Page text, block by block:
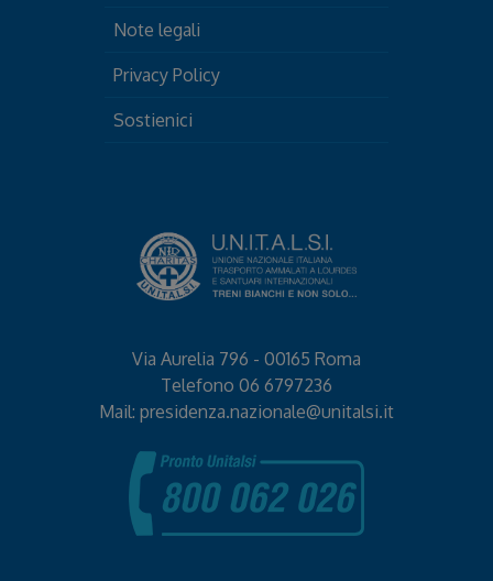
Note legali
Privacy Policy
Sostienici
Via Aurelia 796 - 00165 Roma
Telefono 06 6797236
Mail: presidenza.nazionale@unitalsi.it